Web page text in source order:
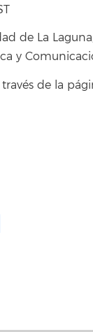
de La
y
de la